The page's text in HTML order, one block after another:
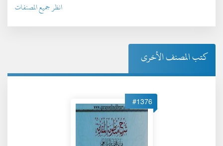
انظر جميع المصنفات
كتب المصنف الأخرى
#1376